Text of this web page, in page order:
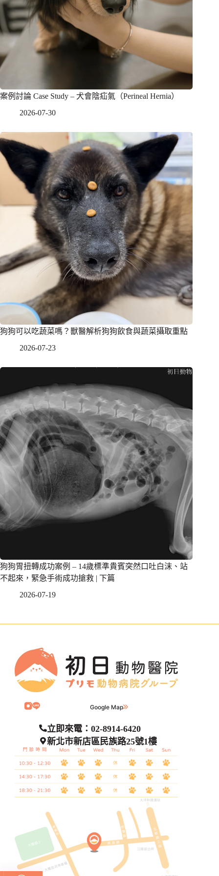
案例討論 Case Study – 犬會陰疝氣（Perineal Hernia）
2026-07-30
狗狗可以吃蔬菜嗎？獸醫解析狗狗飲食與蔬菜攝取重點
2026-07-23
狗狗胃扭轉成功案例 – 14歲標準貴賓突然口吐白沫、站
不起來，緊急手術成功搶救 | 下篇
2026-07-19
Google Map
立即來電：02-8914-6420
新北市新店區民族路25號1樓